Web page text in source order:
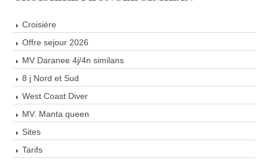
Croisière
Offre sejour 2026
MV Daranee 4j/4n similans
8 j Nord et Sud
West Coast Diver
MV. Manta queen
Sites
Tarifs